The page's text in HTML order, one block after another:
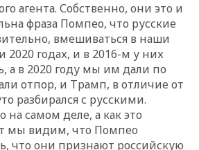
агента. Собственно, они это и
фраза Помпео, что русские
вмешиваться в наши
2020 годах, и в 2016-м у них
а в 2020 году мы им дали по
отпор, и Трамп, в отличие от
разбирался с русскими.
на самом деле, а как это
мы видим, что Помпео
что они признают российскую